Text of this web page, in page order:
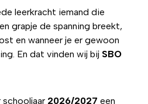
leerkracht iemand die
grapje de spanning breekt,
en wanneer je er gewoon
En dat vinden wij bij SBO
schooljaar 2026/2027 een